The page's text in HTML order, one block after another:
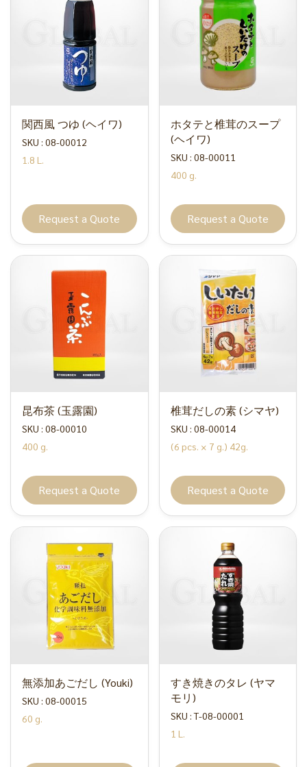
関西風 つゆ (ヘイワ)
SKU : 08-00012
1.8 L.
Request a Quote
ホタテと椎茸のスープ
(ヘイワ)
SKU : 08-00011
400 g.
Request a Quote
昆布茶 (玉露園)
SKU : 08-00010
400 g.
Request a Quote
椎茸だしの素 (シマヤ)
SKU : 08-00014
(6 pcs. × 7 g.) 42g.
Request a Quote
無添加あごだし (Youki)
SKU : 08-00015
60 g.
すき焼きのタレ (ヤマ
モリ)
SKU : T-08-00001
1 L.